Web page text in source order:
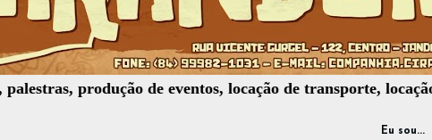
de eventos, locação de transporte, locação de
Eu sou...